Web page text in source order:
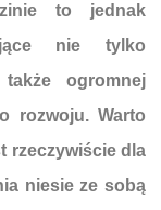
to jednak
nie tylko
ogromnej
rozwoju. Warto
rzeczywiście dla
niesie ze sobą